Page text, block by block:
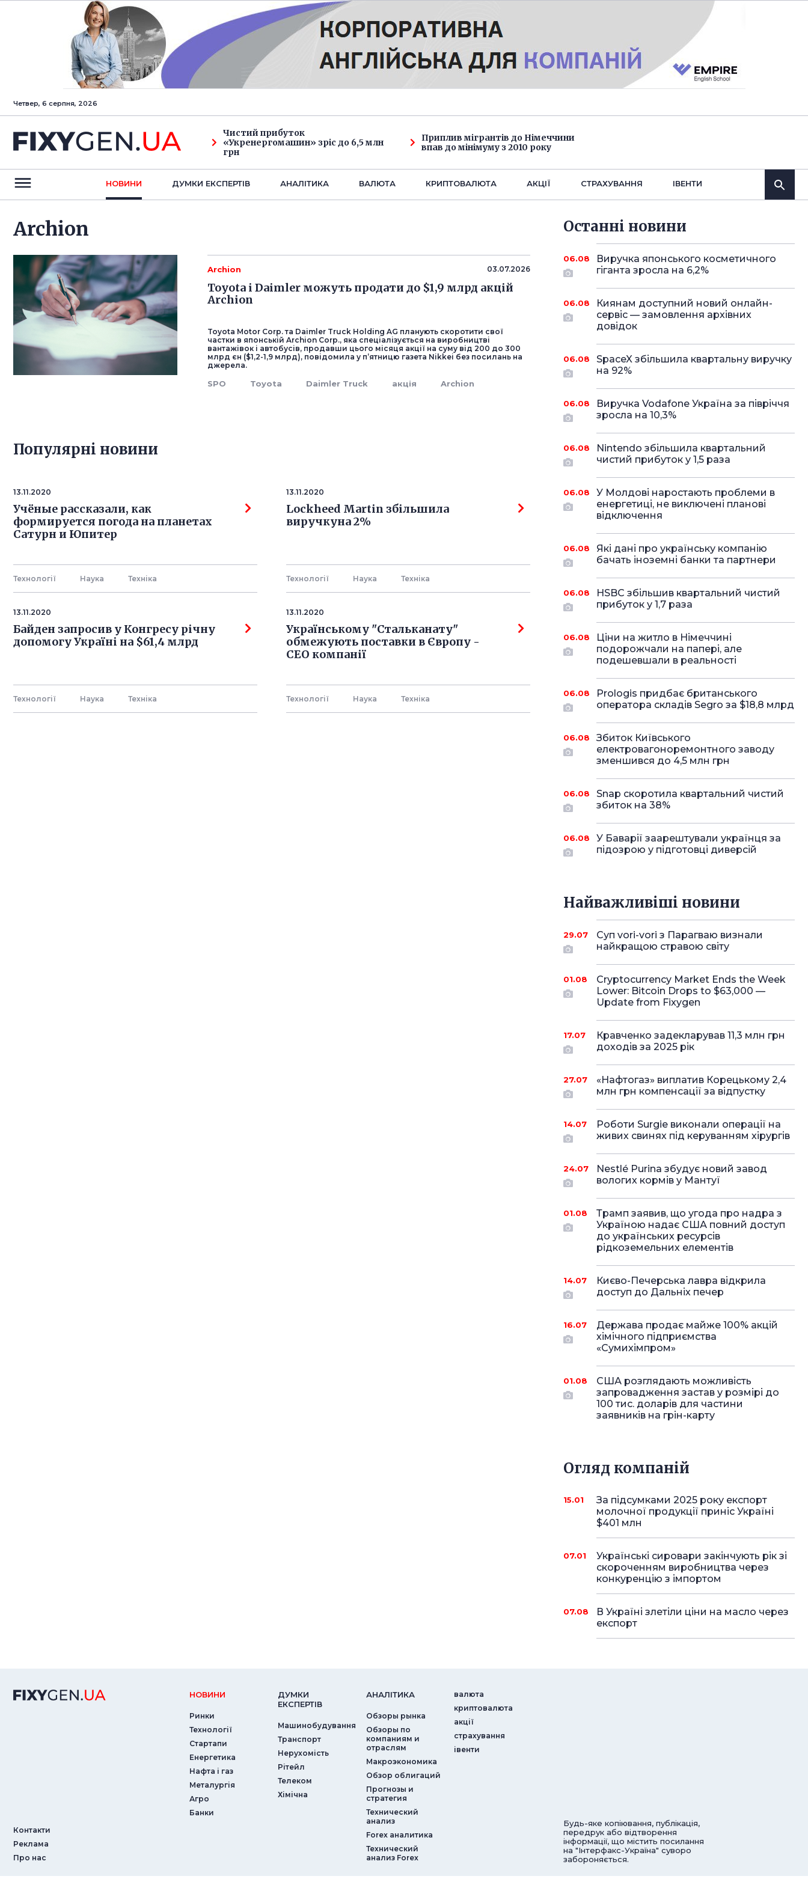
Четвер, 6 серпня, 2026
Чистий прибуток
«Укренергомашин» зріс до 6,5 млн
грн
Приплив мігрантів до Німеччини
впав до мінімуму з 2010 року
НОВИНИ ДУМКИ ЕКСПЕРТIВ АНАЛIТИКА ВАЛЮТА КРИПТОВАЛЮТА АКЦІЇ СТРАХУВАННЯ IВЕНТИ
Archion
Archion 03.07.2026
Toyota і Daimler можуть продати до $1,9 млрд акцій
Archion
Toyota Motor Corp. та Daimler Truck Holding AG планують скоротити свої
частки в японській Archion Corp., яка спеціалізується на виробництві
вантажівок і автобусів, продавши цього місяця акції на суму від 200 до 300
млрд єн ($1,2-1,9 млрд), повідомила у п’ятницю газета Nikkei без посилань на
джерела.
SPO Toyota Daimler Truck акція Archion
Популярнi новини
13.11.2020
Учёные рассказали, как
формируется погода на планетах
Сатурн и Юпитер
Технології Наука Технiка
13.11.2020
Lockheed Martin збільшила
виручкуна 2%
Технології Наука Технiка
13.11.2020
Байден запросив у Конгресу річну
допомогу Україні на $61,4 млрд
Технології Наука Технiка
13.11.2020
Українському "Стальканату"
обмежують поставки в Європу -
СЕО компанії
Технології Наука Технiка
Останнi новини
06.08
Виручка японського косметичного
гіганта зросла на 6,2%
06.08
Киянам доступний новий онлайн-
сервіс — замовлення архівних
довідок
06.08
SpaceX збільшила квартальну виручку
на 92%
06.08
Виручка Vodafone Україна за півріччя
зросла на 10,3%
06.08
Nintendo збільшила квартальний
чистий прибуток у 1,5 раза
06.08
У Молдові наростають проблеми в
енергетиці, не виключені планові
відключення
06.08
Які дані про українську компанію
бачать іноземні банки та партнери
06.08
HSBC збільшив квартальний чистий
прибуток у 1,7 раза
06.08
Ціни на житло в Німеччині
подорожчали на папері, але
подешевшали в реальності
06.08
Prologis придбає британського
оператора складів Segro за $18,8 млрд
06.08
Збиток Київського
електровагоноремонтного заводу
зменшився до 4,5 млн грн
06.08
Snap скоротила квартальний чистий
збиток на 38%
06.08
У Баварії заарештували українця за
підозрою у підготовці диверсій
Найважливіші новини
29.07
Суп vori-vori з Парагваю визнали
найкращою стравою світу
01.08
Cryptocurrency Market Ends the Week
Lower: Bitcoin Drops to $63,000 —
Update from Fixygen
17.07
Кравченко задекларував 11,3 млн грн
доходів за 2025 рік
27.07
«Нафтогаз» виплатив Корецькому 2,4
млн грн компенсації за відпустку
14.07
Роботи Surgie виконали операції на
живих свинях під керуванням хірургів
24.07
Nestlé Purina збудує новий завод
вологих кормів у Мантуї
01.08
Трамп заявив, що угода про надра з
Україною надає США повний доступ
до українських ресурсів
рідкоземельних елементів
14.07
Києво-Печерська лавра відкрила
доступ до Дальніх печер
16.07
Держава продає майже 100% акцій
хімічного підприємства
«Сумихімпром»
01.08
США розглядають можливість
запровадження застав у розмірі до
100 тис. доларів для частини
заявників на грін-карту
Огляд компаній
15.01
За підсумками 2025 року експорт
молочної продукції приніс Україні
$401 млн
07.01
Українські сировари закінчують рік зі
скороченням виробництва через
конкуренцію з імпортом
07.08
В Україні злетіли ціни на масло через
експорт
Контакти
Реклама
Про нас
НОВИНИ
Ринки
Технології
Стартапи
Енергетика
Нафта і газ
Металургія
Агро
Банки
ДУМКИ
ЕКСПЕРТIВ
Машинобудування
Транспорт
Нерухомість
Рітейл
Телеком
Хімічна
АНАЛIТИКА
Обзоры рынка
Обзоры по
компаниям и
отраслям
Макроэкономика
Обзор облигаций
Прогнозы и
стратегия
Технический
анализ
Forex аналитика
Технический
анализ Forex
валюта
криптовалюта
акції
страхування
iвенти
Будь-яке копіювання, публікація,
передрук або відтворення
інформації, що містить посилання
на "Інтерфакс-Україна" суворо
забороняється.